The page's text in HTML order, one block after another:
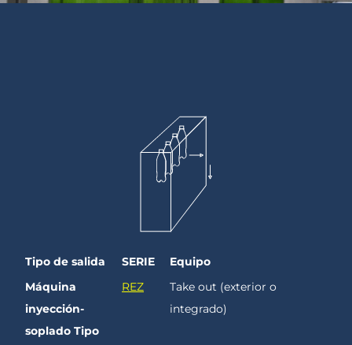
Tipo de salida SERIE
Equipo
Máquina
inyección-
soplado Tipo
REZ
Take out (exterior o
integrado)